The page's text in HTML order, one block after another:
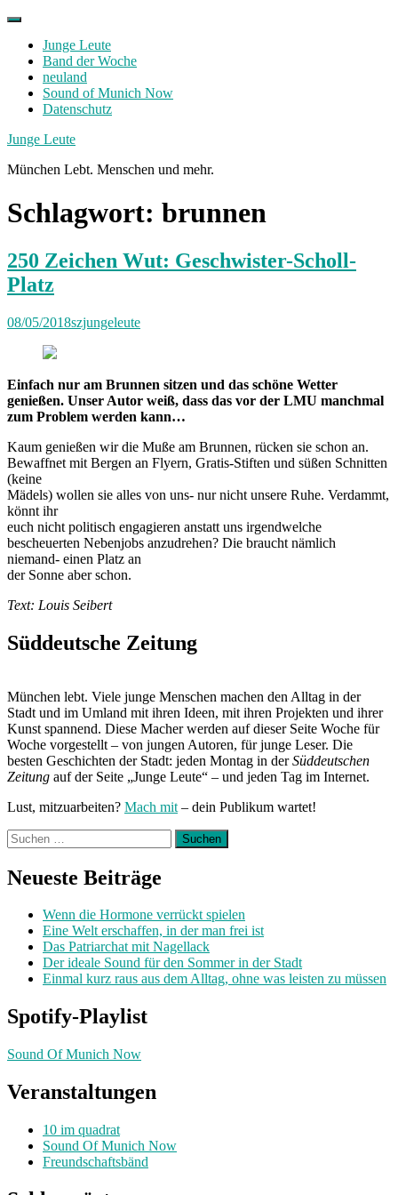
Skip
contentJunge Leute
Band der Woche
neuland
Sound of Munich Now
Datenschutz
Facebook
Twitter
Instagram
Junge Leute
München Lebt. Menschen und mehr.
Schlagwort: brunnen
250 Zeichen Wut: Geschwister-Scholl-
Platz
08/05/2018szjungeleute
Einfach nur am Brunnen sitzen und das schöne Wetter
genießen. Unser Autor weiß, dass das vor der LMU manchmal
zum Problem werden kann…
Kaum genießen wir die Muße am Brunnen, rücken sie schon an.
Bewaffnet mit Bergen an Flyern, Gratis-Stiften und süßen Schnitten
(keine
Mädels) wollen sie alles von uns- nur nicht unsere Ruhe. Verdammt,
könnt ihr
euch nicht politisch engagieren anstatt uns irgendwelche
bescheuerten Nebenjobs anzudrehen? Die braucht nämlich
niemand- einen Platz an
der Sonne aber schon.
Text: Louis Seibert
Süddeutsche Zeitung
München lebt. Viele junge Menschen machen den Alltag in der
Stadt und im Umland mit ihren Ideen, mit ihren Projekten und ihrer
Kunst spannend. Diese Macher werden auf dieser Seite Woche für
Woche vorgestellt – von jungen Autoren, für junge Leser. Die
besten Geschichten der Stadt: jeden Montag in derSüddeutschen
Zeitung auf der Seite „Junge Leute“ – und jeden Tag im Internet.
Lust, mitzuarbeiten? Mach mit – dein Publikum wartet!
Suchen
nach:
Neueste Beiträge
Wenn die Hormone verrückt spielen
Eine Welt erschaffen, in der man frei ist
Das Patriarchat mit Nagellack
Der ideale Sound für den Sommer in der Stadt
Einmal kurz raus aus dem Alltag, ohne was leisten zu müssen
Spotify-Playlist
Sound Of Munich Now
Veranstaltungen
10 im quadrat
Sound Of Munich Now
Freundschaftsbänd